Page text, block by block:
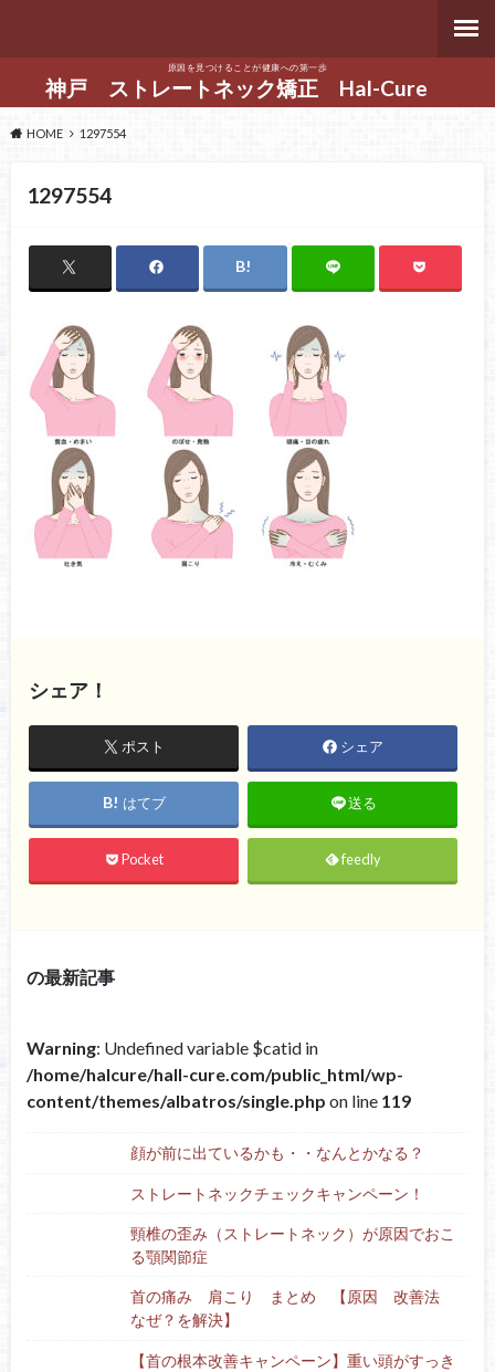
原因を見つけることが健康への第一歩
神戸 ストレートネック矯正 Hal-Cure
HOME 1297554
1297554
シェア！
ポスト シェア
はてブ 送る
Pocket feedly
の最新記事
Warning: Undefined variable $catid in
/home/halcure/hall-cure.com/public_html/wp-
content/themes/albatros/single.php on line 119
顔が前に出ているかも・・なんとかなる？
ストレートネックチェックキャンペーン！
頸椎の歪み（ストレートネック）が原因でおこ
る顎関節症
首の痛み 肩こり まとめ 【原因 改善法
なぜ？を解決】
【首の根本改善キャンペーン】重い頭がすっき